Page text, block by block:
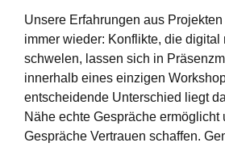
Unsere Erfahrungen aus
immer wieder: Konflikte, die digital
schwelen, lassen sich in
innerhalb eines einzigen
entscheidende Unterschied liegt
Nähe echte Gespräche ermöglicht
Gespräche Vertrauen schaffen.